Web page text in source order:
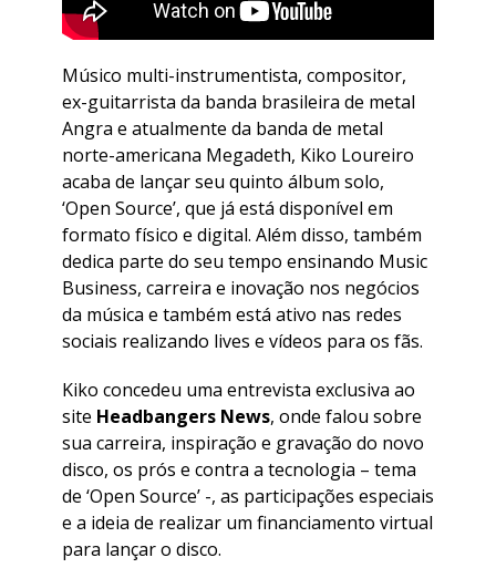
Músico multi-instrumentista, compositor,
ex-guitarrista da banda brasileira de metal
Angra e atualmente da banda de metal
norte-americana Megadeth, Kiko Loureiro
acaba de lançar seu quinto álbum solo,
‘Open Source’, que já está disponível em
formato físico e digital. Além disso, também
dedica parte do seu tempo ensinando Music
Business, carreira e inovação nos negócios
da música e também está ativo nas redes
sociais realizando lives e vídeos para os fãs.
Kiko concedeu uma entrevista exclusiva ao
site Headbangers News, onde falou sobre
sua carreira, inspiração e gravação do novo
disco, os prós e contra a tecnologia – tema
de ‘Open Source’ -, as participações especiais
e a ideia de realizar um financiamento virtual
para lançar o disco.